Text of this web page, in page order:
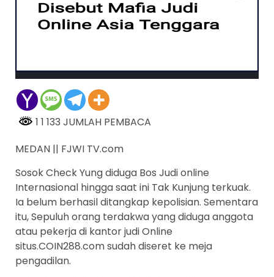
1 1 133 JUMLAH PEMBACA
MEDAN || FJWI TV.com
Sosok Check Yung diduga Bos Judi online
Internasional hingga saat ini Tak Kunjung terkuak.
Ia belum berhasil ditangkap kepolisian. Sementara
itu, Sepuluh orang terdakwa yang diduga anggota
atau pekerja di kantor judi Online
situs.COIN288.com sudah diseret ke meja
pengadilan.